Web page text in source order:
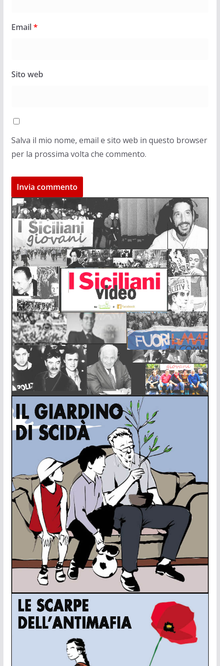
Email*
Sito web
Salva il mio nome, email e sito web in questo browser
per la prossima volta che commento.